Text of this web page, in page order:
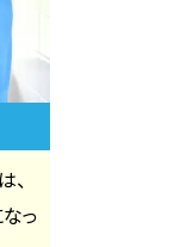
、
っ